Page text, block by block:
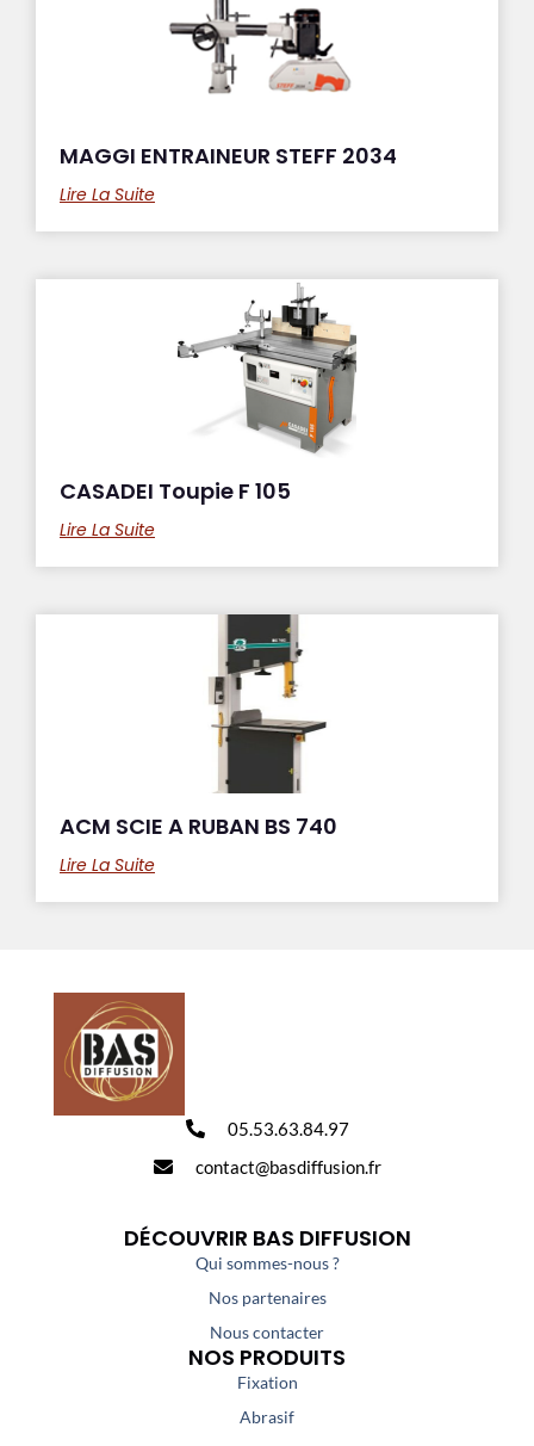
MAGGI ENTRAINEUR STEFF 2034
Lire La Suite
CASADEI Toupie F 105
Lire La Suite
ACM SCIE A RUBAN BS 740
Lire La Suite
05.53.63.84.97
contact@basdiffusion.fr
DÉCOUVRIR BAS DIFFUSION
Qui sommes-nous ?
Nos partenaires
Nous contacter
NOS PRODUITS
Fixation
Abrasif